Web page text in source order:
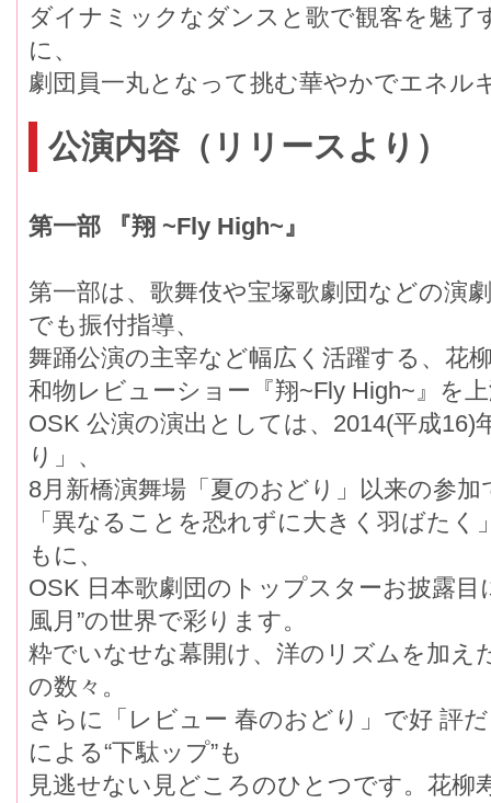
ダイナミックなダンスと歌で観客を魅了
に、
劇団員一丸となって挑む華やかでエネル
公演内容（リリースより）
第一部 『翔 ~Fly High~』
第一部は、歌舞伎や宝塚歌劇団などの演
でも振付指導、
舞踊公演の主宰など幅広く活躍する、花
和物レビューショー『翔~Fly High~』を
OSK 公演の演出としては、2014(平成16)
り」、
8月新橋演舞場「夏のおどり」以来の参加
「異なることを恐れずに大きく羽ばた
もに、
OSK 日本歌劇団のトップスターお披露
風月”の世界で彩ります。
粋でいなせな幕開け、洋のリズムを加え
の数々。
さらに「レビュー 春のおどり」で好 評
による“下駄ップ”も
見逃せない見どころのひとつです。花柳